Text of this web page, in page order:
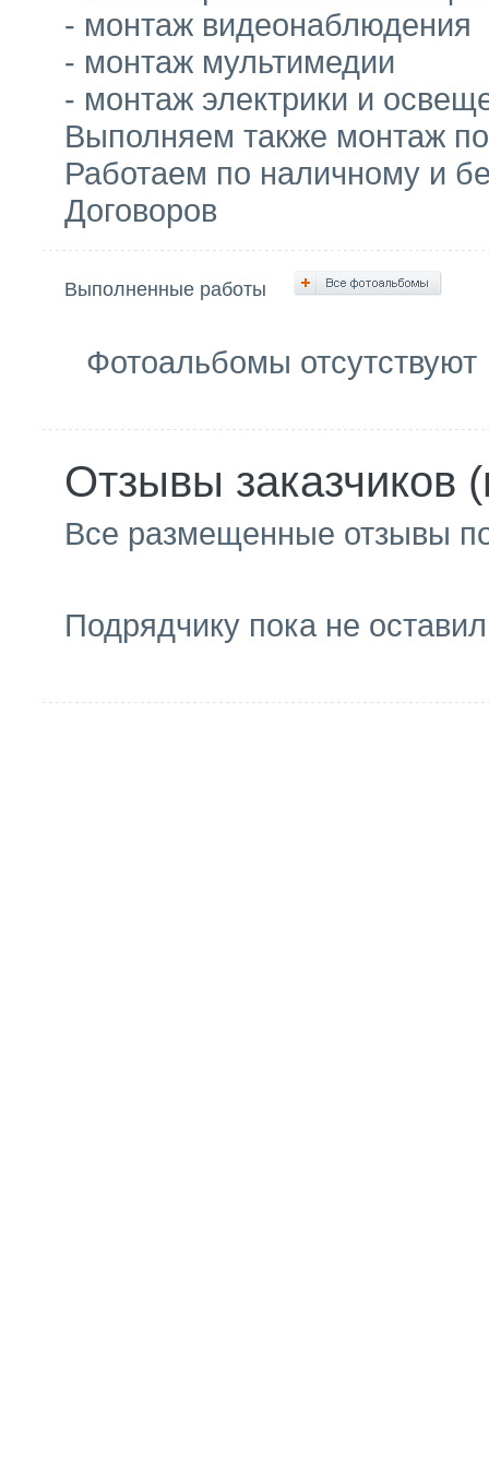
- монтаж видеонаблюдения
- монтаж мультимедии
- монтаж электрики и
Выполняем также монтаж
Работаем по наличному и
Договоров
Выполненные работы
Фотоальбомы отсутствуют
Отзывы заказчиков
Все размещенные отзывы
Подрядчику пока не